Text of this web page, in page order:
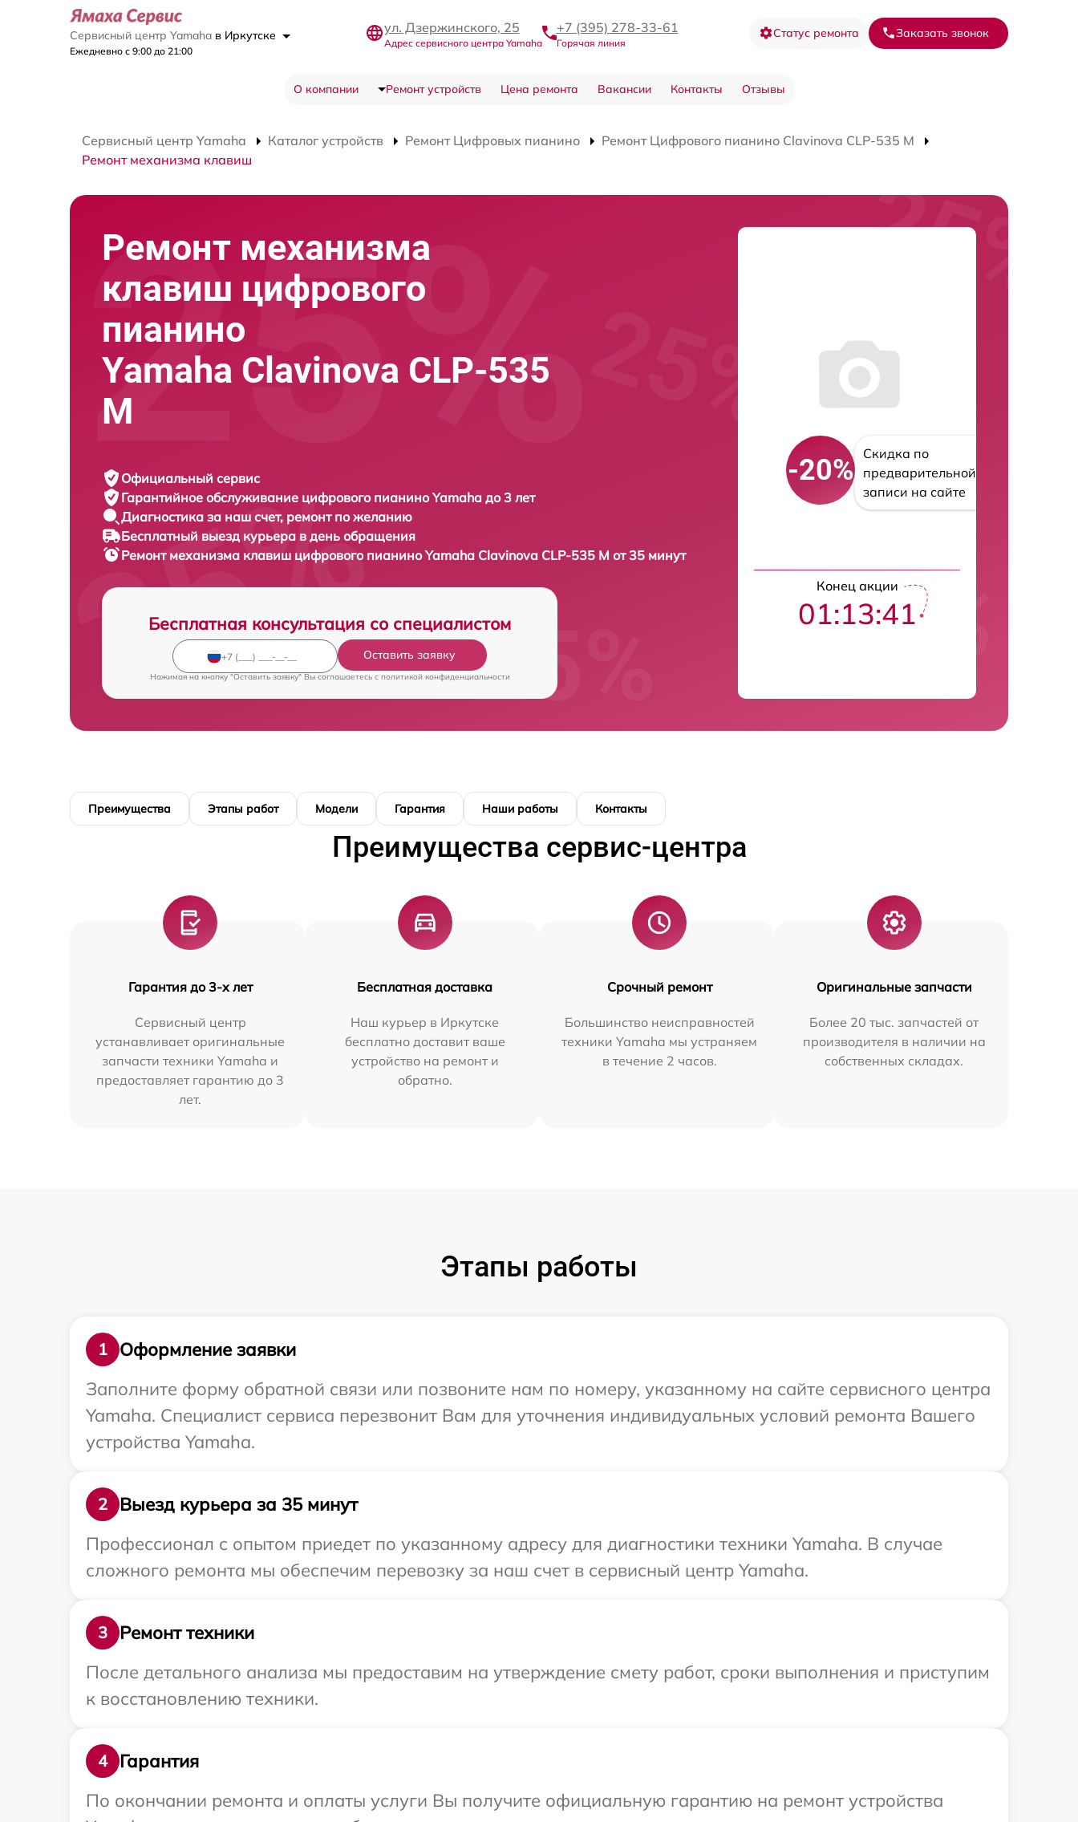
Сервисный центр Yamaha в Иркутске
Ежедневно с 9:00 до 21:00
ул. Дзержинского, 25
Адрес сервисного центра Yamaha
+7 (395) 278-33-61
Горячая линия
Статус ремонта Заказать звонок
О компании Ремонт устройств Цена ремонта Вакансии Контакты Отзывы
Сервисный центр Yamaha Каталог устройств Ремонт Цифровых пианино
Ремонт Цифрового пианино Clavinova CLP-535 M
Ремонт механизма клавиш
Ремонт механизма
клавиш цифрового
пианино
Yamaha Clavinova CLP-535
M
Официальный сервис
Гарантийное обслуживание цифрового пианино Yamaha до 3 лет
Диагностика за наш счет, ремонт по желанию
Бесплатный выезд курьера в день обращения
Ремонт механизма клавиш цифрового пианиноYamaha Clavinova CLP-535 M от 35 минут
Бесплатная консультация со специалистом
Оставить заявку
Нажимая на кнопку "Оставить заявку" Вы соглашаетесь c политикой конфиденциальности
-20%
Скидка по
предварительной
записи на сайте
Конец акции
01:13:40
Преимущества Этапы работ Модели Гарантия Наши работы Контакты
Преимущества сервис-центра
Гарантия до 3-х лет
Сервисный центр
устанавливает оригинальные
запчасти техники Yamaha и
предоставляет гарантию до 3
лет.
Бесплатная доставка
Наш курьер в Иркутске
бесплатно доставит ваше
устройство на ремонт и
обратно.
Срочный ремонт
Большинство неисправностей
техники Yamaha мы устраняем
в течение 2 часов.
Оригинальные запчасти
Более 20 тыс. запчастей от
производителя в наличии на
собственных складах.
Этапы работы
1
Оформление заявки
Заполните форму обратной связи или позвоните нам по номеру, указанному на сайте сервисного центра
Yamaha. Специалист сервиса перезвонит Вам для уточнения индивидуальных условий ремонта Вашего
устройства Yamaha.
2
Выезд курьера за 35 минут
Профессионал с опытом приедет по указанному адресу для диагностики техники Yamaha. В случае
сложного ремонта мы обеспечим перевозку за наш счет в сервисный центр Yamaha.
3
Ремонт техники
После детального анализа мы предоставим на утверждение смету работ, сроки выполнения и приступим
к восстановлению техники.
4
Гарантия
По окончании ремонта и оплаты услуги Вы получите официальную гарантию на ремонт устройства